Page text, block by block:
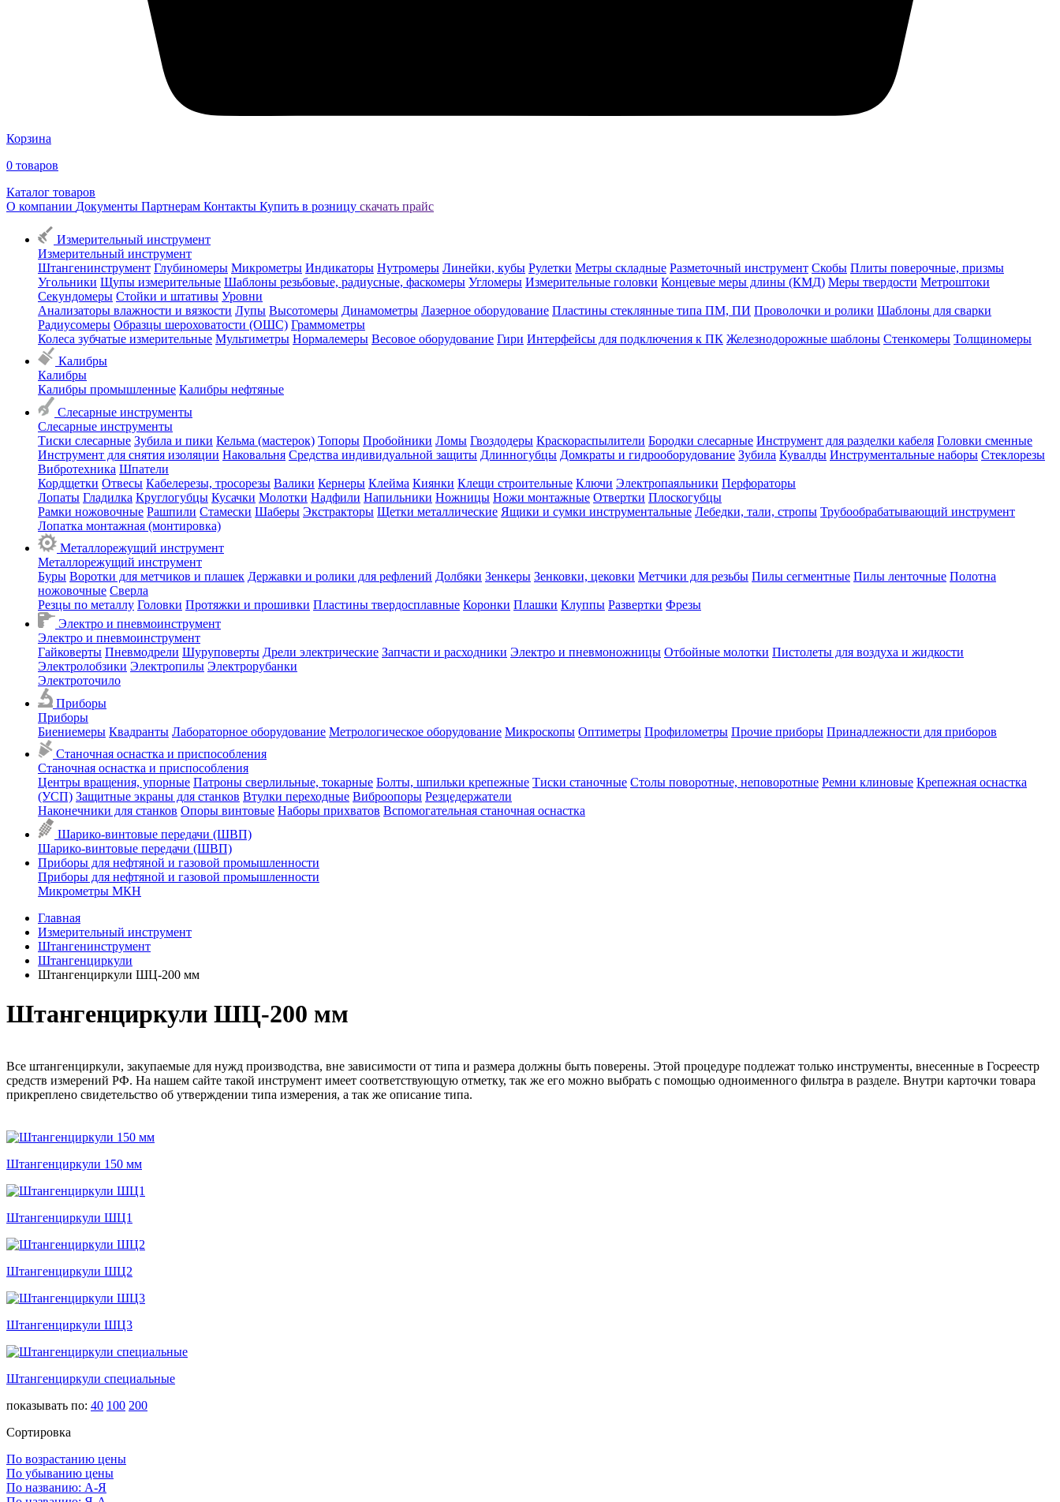
Корзина
0 товаров
Каталог товаров
О компании Документы Партнерам Контакты Купить в розницу скачать прайс
Измерительный инструмент
Измерительный инструмент
Штангенинструмент Глубиномеры Микрометры Индикаторы Нутромеры Линейки, кубы Рулетки Метры складные Разметочный инструмент Скобы Плиты поверочные, призмы
Угольники Щупы измерительные Шаблоны резьбовые, радиусные, фаскомеры Угломеры Измерительные головки Концевые меры длины (КМД) Меры твердости Метроштоки
Секундомеры Стойки и штативы Уровни
Анализаторы влажности и вязкости Лупы Высотомеры Динамометры Лазерное оборудование Пластины стеклянные типа ПМ, ПИ Проволочки и ролики Шаблоны для сварки
Радиусомеры Образцы шероховатости (ОШС) Граммометры
Колеса зубчатые измерительные Мультиметры Нормалемеры Весовое оборудование Гири Интерфейсы для подключения к ПК Железнодорожные шаблоны Стенкомеры Толщиномеры
Калибры
Калибры
Калибры промышленные Калибры нефтяные
Слесарные инструменты
Слесарные инструменты
Тиски слесарные Зубила и пики Кельма (мастерок) Топоры Пробойники Ломы Гвоздодеры Краскораспылители Бородки слесарные Инструмент для разделки кабеля Головки сменные
Инструмент для снятия изоляции Наковальня Средства индивидуальной защиты Длинногубцы Домкраты и гидрооборудование Зубила Кувалды Инструментальные наборы Стеклорезы
Вибротехника Шпатели
Кордщетки Отвесы Кабелерезы, тросорезы Валики Кернеры Клейма Киянки Клещи строительные Ключи Электропаяльники Перфораторы
Лопаты Гладилка Круглогубцы Кусачки Молотки Надфили Напильники Ножницы Ножи монтажные Отвертки Плоскогубцы
Рамки ножовочные Рашпили Стамески Шаберы Экстракторы Щетки металлические Ящики и сумки инструментальные Лебедки, тали, стропы Трубообрабатывающий инструмент
Лопатка монтажная (монтировка)
Металлорежущий инструмент
Металлорежущий инструмент
Буры Воротки для метчиков и плашек Державки и ролики для рефлений Долбяки Зенкеры Зенковки, цековки Метчики для резьбы Пилы сегментные Пилы ленточные Полотна
ножовочные Сверла
Резцы по металлу Головки Протяжки и прошивки Пластины твердосплавные Коронки Плашки Клуппы Развертки Фрезы
Электро и пневмоинструмент
Электро и пневмоинструмент
Гайковерты Пневмодрели Шуруповерты Дрели электрические Запчасти и расходники Электро и пневмоножницы Отбойные молотки Пистолеты для воздуха и жидкости
Электролобзики Электропилы Электрорубанки
Электроточило
Приборы
Приборы
Биениемеры Квадранты Лабораторное оборудование Метрологическое оборудование Микроскопы Оптиметры Профилометры Прочие приборы Принадлежности для приборов
Станочная оснастка и приспособления
Станочная оснастка и приспособления
Центры вращения, упорные Патроны сверлильные, токарные Болты, шпильки крепежные Тиски станочные Столы поворотные, неповоротные Ремни клиновые Крепежная оснастка
(УСП) Защитные экраны для станков Втулки переходные Виброопоры Резцедержатели
Наконечники для станков Опоры винтовые Наборы прихватов Вспомогательная станочная оснастка
Шарико-винтовые передачи (ШВП)
Шарико-винтовые передачи (ШВП)
Приборы для нефтяной и газовой промышленности
Приборы для нефтяной и газовой промышленности
Микрометры МКН
Главная
Измерительный инструмент
Штангенинструмент
Штангенциркули
Штангенциркули ШЦ-200 мм
Штангенциркули ШЦ-200 мм
Все штангенциркули, закупаемые для нужд производства, вне зависимости от типа и размера должны быть поверены. Этой процедуре подлежат только инструменты, внесенные в Госреестр
средств измерений РФ. На нашем сайте такой инструмент имеет соответствующую отметку, так же его можно выбрать с помощью одноименного фильтра в разделе. Внутри карточки товара
прикреплено свидетельство об утверждении типа измерения, а так же описание типа.
Штангенциркули 150 мм
Штангенциркули ШЦ1
Штангенциркули ШЦ2
Штангенциркули ШЦ3
Штангенциркули специальные
показывать по: 40 100 200
Сортировка
По возрастанию цены
По убыванию цены
По названию: А-Я